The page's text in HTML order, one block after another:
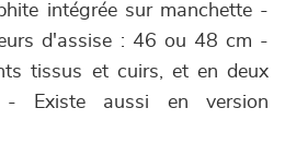
intégrée sur manchette -
d'assise : 46 ou 48 cm -
tissus et cuirs, et en deux
- Existe aussi en version